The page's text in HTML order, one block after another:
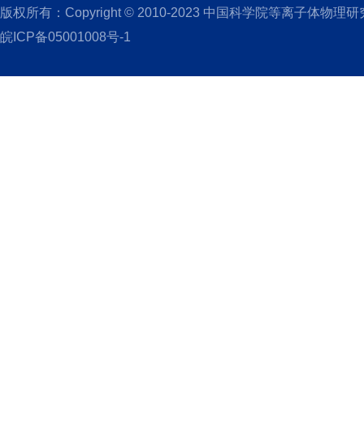
版权所有：Copyright © 2010-2023 中国科学院等离子体物理
皖ICP备05001008号-1